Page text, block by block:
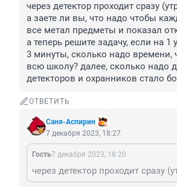
через детектор проходит сразу
а заете ли вы, что надо чтобы
все метал предметы и показал
а теперь решите задачу, если на 1
3 минуты, сколько надо времени,
всю школу? далее, сколько надо
детекторов и охранников стало
ОТВЕТИТЬ
Саня-Аспирин
7 декабря 2023, 18:27
Гость7 декабря 2023, 18:20